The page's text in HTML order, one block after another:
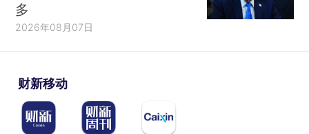
多
2026年08月07日
财新移动